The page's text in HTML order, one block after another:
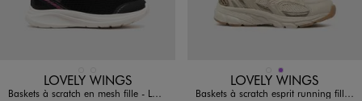
Disponible en 2 coloris
LOVELY WINGS
Baskets à scratch en mesh fille - Lovely Wings
Disponible en 2 coloris
BEIGE STANDARD
VIOLET
LOVELY WINGS
Baskets à scratch esprit running fille - Lovely Wings